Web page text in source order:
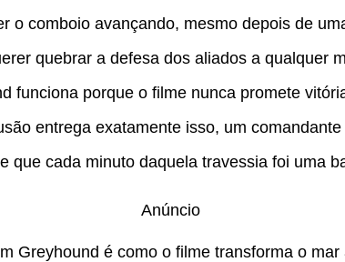
o comboio avançando, mesmo depois de
quebrar a defesa dos aliados a qualquer
funciona porque o filme nunca promete
entrega exatamente isso, um
que cada minuto daquela travessia foi uma
Anúncio
Greyhound é como o filme transforma o